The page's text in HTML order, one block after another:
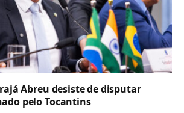
Abreu desiste de disputar
pelo Tocantins